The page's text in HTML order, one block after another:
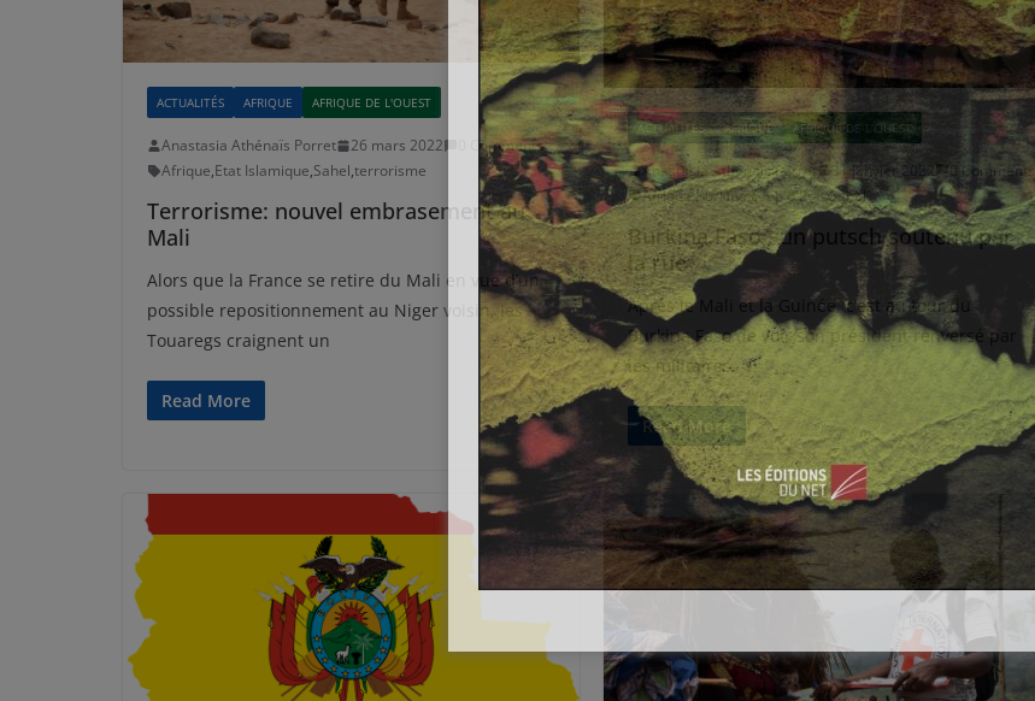
ACTUALITÉS AFRIQUE AFRIQUE DE L'OUEST
Anastasia Athénaïs Porret 26 mars 2022
0 Comments
Afrique,Etat Islamique,Sahel,terrorisme
Terrorisme: nouvel embrasement au
Mali
Alors que la France se retire du Mali en vue d’un
possible repositionnement au Niger voisin, les
Touaregs craignent un
Read More
ACTUALITÉS AFRIQUE AFRIQUE DE L'OUEST
Anastasia Athénaïs Porret 31 janvier 2022
0 Comments
Afrique,Burkina,coup d'Etat,Sahel
Burkina Faso : un putsch soutenu par
la rue
Après le Mali et la Guinée, c’est au tour du
Burkina Faso de voir son président renversé par
les militaires.
Read More